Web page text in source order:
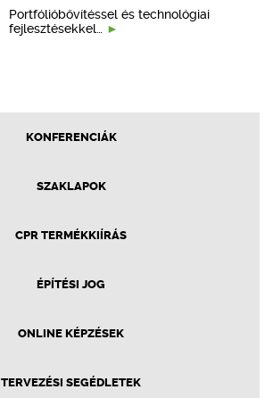
Portfólióbővítéssel és technológiai
fejlesztésekkel…
KONFERENCIÁK
SZAKLAPOK
CPR TERMÉKKIÍRÁS
ÉPÍTÉSI JOG
ONLINE KÉPZÉSEK
TERVEZÉSI SEGÉDLETEK